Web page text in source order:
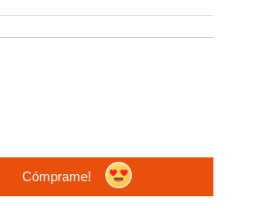
Cómprame!